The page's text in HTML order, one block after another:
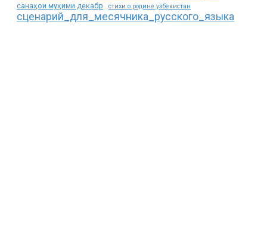
санаҳои муҳими декабр
стихи о родине узбекистан
сценарий_для_месячника_русского_языка